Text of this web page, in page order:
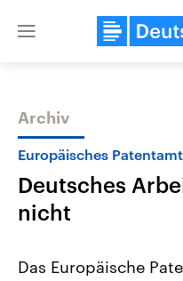
Close
Themen
Archiv
Europäisches Patentamt
Deutsches
nicht
Das Europäische